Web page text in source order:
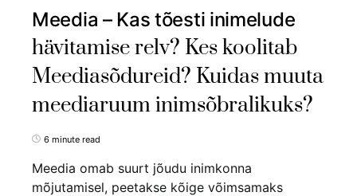
Meedia – Kas tõesti inimelude
hävitamise relv? Kes koolitab
Meediasõdureid? Kuidas muuta
meediaruum inimsõbralikuks?
6 minute read
Meedia omab suurt jõudu inimkonna
mõjutamisel, peetakse kõige võimsamaks